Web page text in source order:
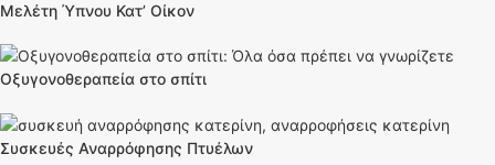
Μελέτη Ύπνου Κατ’ Οίκον
Οξυγονοθεραπεία στο σπίτι
Συσκευές Αναρρόφησης Πτυέλων